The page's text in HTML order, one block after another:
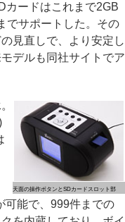
カードはこれまで2GB
でサポートした。その
見直しで、より安定し
デルも同社サイトでア
天面の操作ボタンとSDカードスロット部
能で、999件までの